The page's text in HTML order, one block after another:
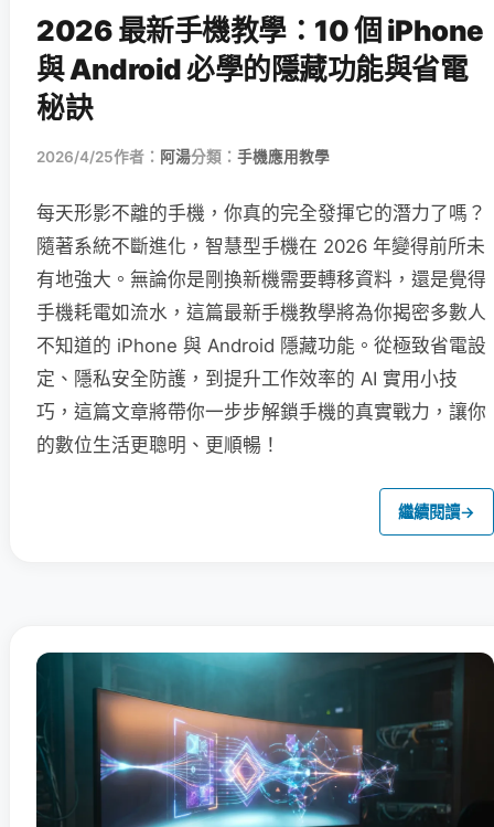
2026 最新手機教學：10 個 iPhone
與 Android 必學的隱藏功能與省電
秘訣
2026/4/25作者： 阿湯分類： 手機應用教學
每天形影不離的手機，你真的完全發揮它的潛力了嗎？
隨著系統不斷進化，智慧型手機在 2026 年變得前所未
有地強大。無論你是剛換新機需要轉移資料，還是覺得
手機耗電如流水，這篇最新手機教學將為你揭密多數人
不知道的 iPhone 與 Android 隱藏功能。從極致省電設
定、隱私安全防護，到提升工作效率的 AI 實用小技
巧，這篇文章將帶你一步步解鎖手機的真實戰力，讓你
的數位生活更聰明、更順暢！
繼續閱讀→